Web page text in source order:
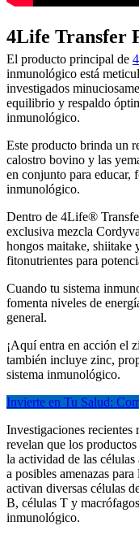
4Life Transfer
El producto principal de
inmunológico está
investigados
equilibrio y respaldo
inmunológico.
Este producto brinda un
calostro bovino y las
en conjunto para educar,
inmunológico.
Dentro de 4Life®
exclusiva mezcla
hongos maitake, shiitake
fitonutrientes para
Cuando tu sistema
fomenta niveles de
general.
¡Aquí entra en acción el
también incluye zinc,
sistema inmunológico.
Invierte en Tu Salud:
Investigaciones recientes
revelan que los
la actividad de las células
a posibles amenazas
activan diversas células
B, células T y
inmunológico.